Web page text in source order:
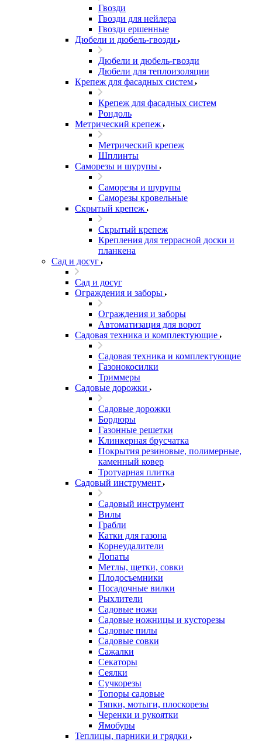
Гвозди
Гвозди для нейлера
Гвозди ершенные
Дюбели и дюбель-гвозди
Дюбели и дюбель-гвозди
Дюбели для теплоизоляции
Крепеж для фасадных систем
Крепеж для фасадных систем
Рондоль
Метрический крепеж
Метрический крепеж
Шплинты
Саморезы и шурупы
Саморезы и шурупы
Саморезы кровельные
Скрытый крепеж
Скрытый крепеж
Крепления для террасной доски и
планкена
Сад и досуг
Сад и досуг
Ограждения и заборы
Ограждения и заборы
Автоматизация для ворот
Садовая техника и комплектующие
Садовая техника и комплектующие
Газонокосилки
Триммеры
Садовые дорожки
Садовые дорожки
Бордюры
Газонные решетки
Клинкерная брусчатка
Покрытия резиновые, полимерные,
каменный ковер
Тротуарная плитка
Садовый инструмент
Садовый инструмент
Вилы
Грабли
Катки для газона
Корнеудалители
Лопаты
Метлы, щетки, совки
Плодосъемники
Посадочные вилки
Рыхлители
Садовые ножи
Садовые ножницы и кусторезы
Садовые пилы
Садовые совки
Сажалки
Секаторы
Сеялки
Сучкорезы
Топоры садовые
Тяпки, мотыги, плоскорезы
Черенки и рукоятки
Ямобуры
Теплицы, парники и грядки